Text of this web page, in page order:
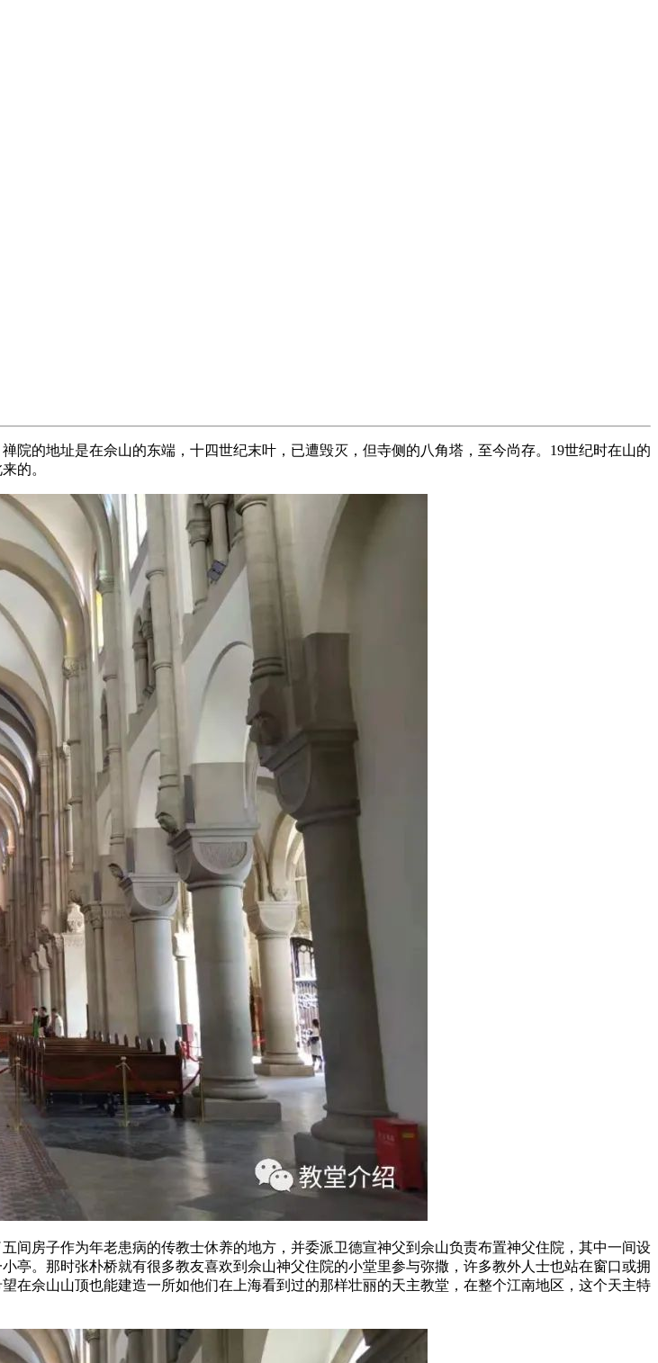
的地址是在佘山的东端，十四世纪末叶，已遭毁灭，但寺侧的八角塔，至今尚存。19世纪时在山的
的。
间房子作为年老患病的传教士休养的地方，并委派卫德宣神父到佘山负责布置神父住院，其中一间设
亭。那时张朴桥就有很多教友喜欢到佘山神父住院的小堂里参与弥撒，许多教外人士也站在窗口或拥
在佘山山顶也能建造一所如他们在上海看到过的那样壮丽的天主教堂，在整个江南地区，这个天主特